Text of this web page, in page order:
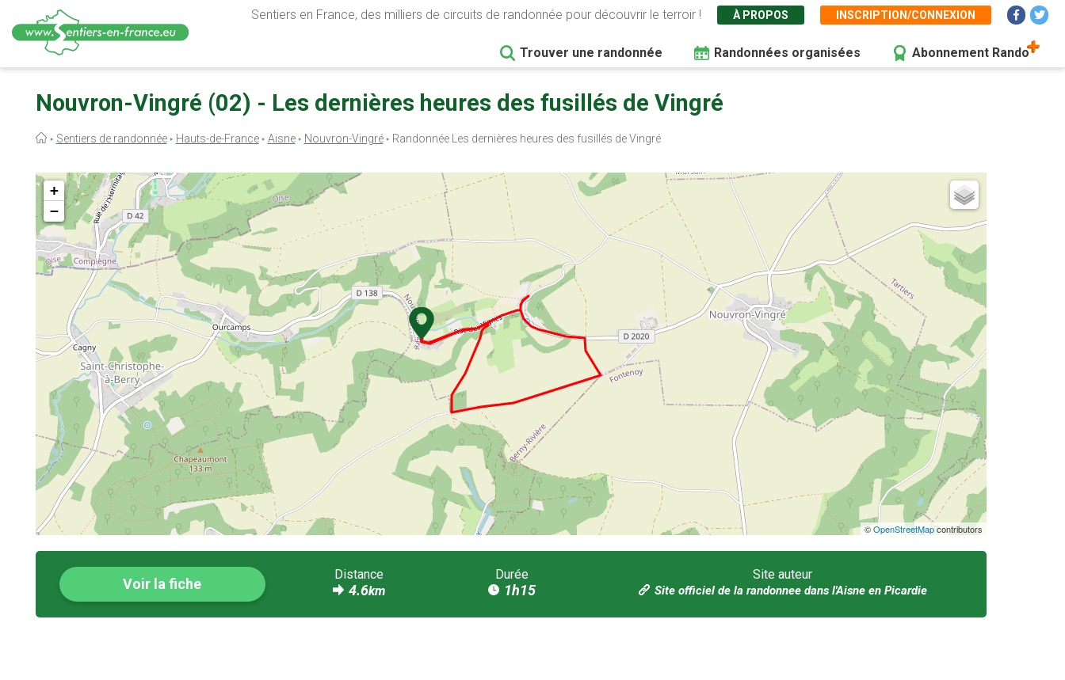
contenu
Sentiers en France, des milliers de circuits de randonnée pour découvrir le terroir ! À PROPOS INSCRIPTION/CONNEXION
Trouver une randonnée Randonnées organisées Abonnement Rando
Nouvron-Vingré (02) - Les dernières heures des fusillés de Vingré
Fil
Sentiers de randonnée Hauts-de-France Aisne Nouvron-Vingré Randonnée Les dernières heures des fusillés de Vingré
+
−
©OpenStreetMapcontributors
Voir la fiche
Distance
4.6km
Durée
1h15
Site auteur
Site officiel de la randonnee dans l'Aisne en Picardie